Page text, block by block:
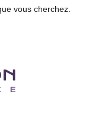
vous cherchez.